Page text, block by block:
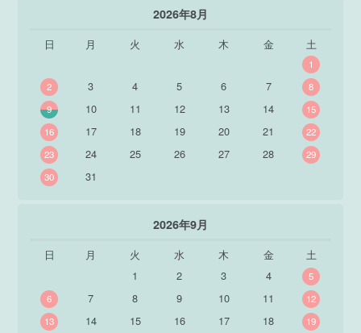
2026年8月
日 月 火 水 木 金 土
1
2
3 4 5 6 7
8
9
10 11 12 13 14
15
16
17 18 19 20 21
22
23
24 25 26 27 28
29
30
31
2026年9月
日 月 火 水 木 金
土
1
2 3 4
5
6
7 8 9 10 11
12
13
14 15 16 17 18
19